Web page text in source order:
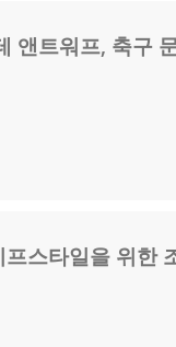
앤트워프, 축구
스타일을 위한